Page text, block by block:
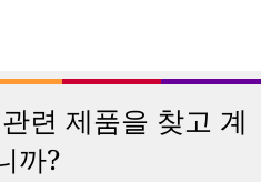
련 제품을 찾고 계
까?